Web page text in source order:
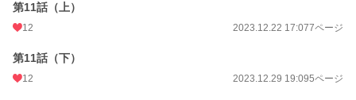
第11話（上）
12 2023.12.22 17:077ページ
第11話（下）
12 2023.12.29 19:095ページ